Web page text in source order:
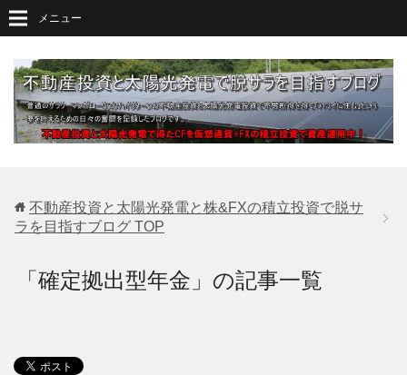
メニュー
不動産投資と太陽光発電と株&FXの積立投資で脱サ
ラを目指すブログ TOP
「確定拠出型年金」の記事一覧